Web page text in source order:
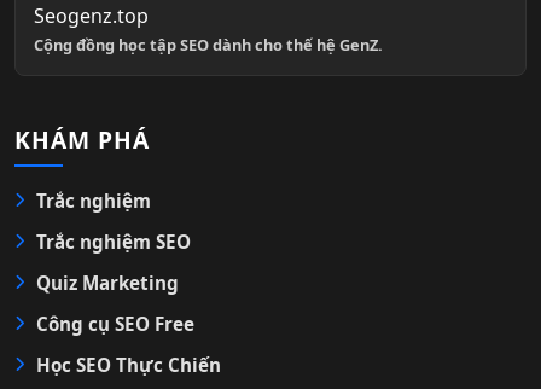
Seogenz.top
Cộng đồng học tập SEO dành cho thế hệ GenZ.
KHÁM PHÁ
Trắc nghiệm
Trắc nghiệm SEO
Quiz Marketing
Công cụ SEO Free
Học SEO Thực Chiến